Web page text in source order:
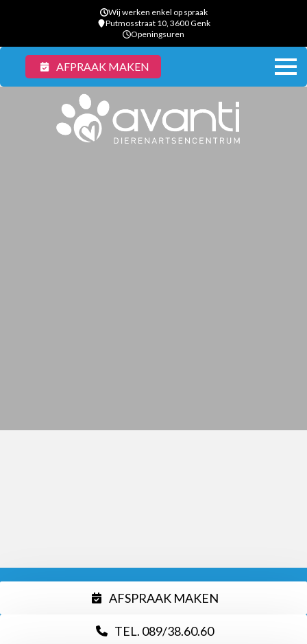
Wij werken enkel op spraak
Putmosstraat 10, 3600 Genk
Openingsuren
AFPRAAK MAKEN
AFSPRAAK MAKEN
TEL. 089/38.60.60